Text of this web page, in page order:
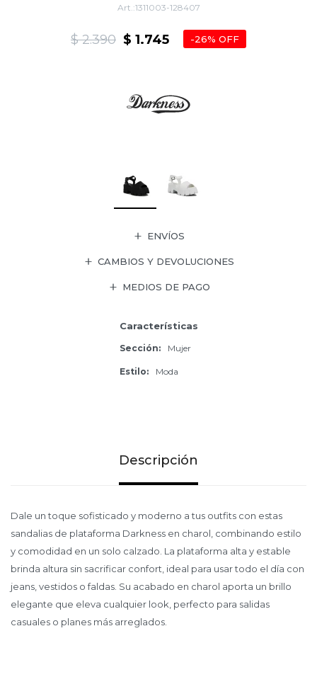
1311003-128407
$ 1.745
$ 2.390 26
ENVÍOS
CAMBIOS Y DEVOLUCIONES
MEDIOS DE PAGO
Características
Sección Mujer
Estilo Moda
Descripción
Dale un toque sofisticado y moderno a tus outfits con estas
sandalias de plataforma Darkness en charol, combinando estilo
y comodidad en un solo calzado. La plataforma alta y estable
brinda altura sin sacrificar confort, ideal para usar todo el día con
jeans, vestidos o faldas. Su acabado en charol aporta un brillo
elegante que eleva cualquier look, perfecto para salidas
casuales o planes más arreglados.